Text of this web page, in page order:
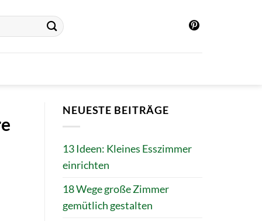
NEUESTE BEITRÄGE
13 Ideen: Kleines Esszimmer
einrichten
18 Wege große Zimmer
gemütlich gestalten